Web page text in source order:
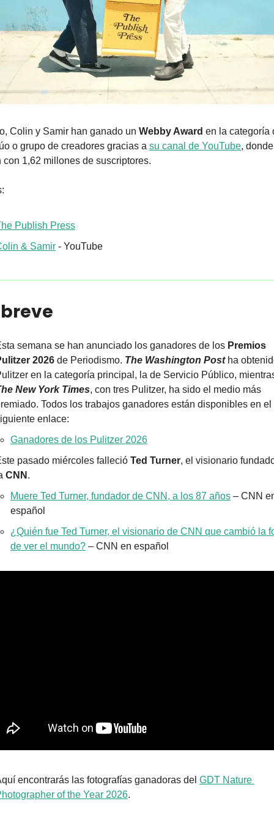
Colin y Samir han ganado un Webby Award en la categoría
o grupo de creadores gracias a su canal de YouTube, donde
con 1,62 millones de suscriptores.
Publish Press
& Samir - YouTube
semana se han anunciado los ganadores de los Premios
2026 de Periodismo. The Washington Post ha
New York Times, con tres Pulitzer, ha sido el medio más
Todos los trabajos ganadores están disponibles en el
enlace:
Ganadores de los Pulitzer 2026
pasado miércoles falleció Ted Turner, el visionario
CNN .
Muere Ted Turner, fundador de CNN, a los 87 años – CNN
español
¿Quién fue Ted Turner, el visionario de CNN que cambió la
de ver el mundo? – CNN en español
encontrarás las fotografías ganadoras del GDT Nature
of the Year 2026.